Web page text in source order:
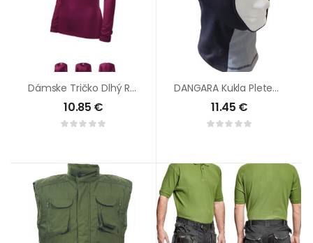
Dámske Tričko Dlhý Rukáv SLIM
10.85 €
DANGARA Kukla Pletená Čierna
11.45 €